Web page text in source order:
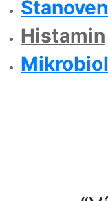
Histamin